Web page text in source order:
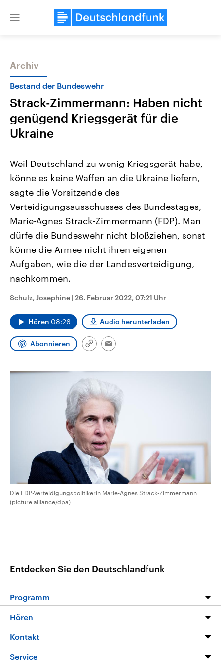
Close
Themen
2026
Alle Informationen
Sachsen-Anhalt wählt am 6.
September 2026 einen neuen
Landtag. Seit 2021 wird das
Bundesland von einer Koalition aus
CDU, SPD und FDP regiert.-
Umfragen, Prognosen,
und Hintergründe zu den Parteien
und Kandidaten der anstehenden
Wahl.
Aktuelle Beiträge,
gehören die Vereinigten
den mächtigsten Ländern
mit großem Einfluss auf
aktuelle Weltgeschehen.
Sendungen Programm Podcasts
Audio-Archiv
Archiv
Bestand der Bundeswehr
Strack-Zimmermann: Haben nicht
genügend Kriegsgerät für die
Ukraine
Weil Deutschland zu wenig Kriegsgerät habe,
könne es keine Waffen an die Ukraine liefern,
sagte die Vorsitzende des
Verteidigungsausschusses des Bundestages,
Marie-Agnes Strack-Zimmermann (FDP). Man
dürfe die Bundeswehr nicht bloßziehen, sonst
könne die Armee nicht ihren eigenen
Aufgaben, wie die der Landesverteidigung,
nachkommen.
Schulz, Josephine | 26. Februar 2022, 07:21 Uhr
Hören 08:26 Audio herunterladen
Abonnieren
Link
Email
Die FDP-Verteidigungspolitikerin Marie-Agnes Strack-Zimmermann
(picture alliance/dpa)
Entdecken Sie den Deutschlandfunk
Programm
Programm
Die Nachrichten
Nachrichtenleicht
Hören
Livestream
Kontakt
Hörerservice
Service